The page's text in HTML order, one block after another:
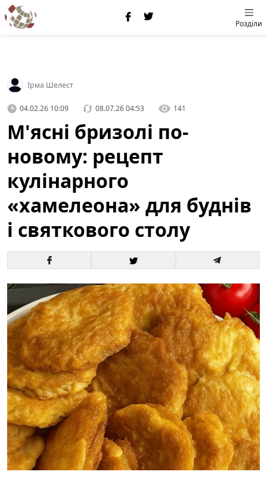
Розділи
Ірма Шелест
04.02.26 10:09 08.07.26 04:53 141
М'ясні бризолі по-
новому: рецепт
кулінарного
«хамелеона» для буднів
і святкового столу